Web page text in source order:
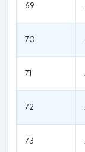
69
70
71
72
73